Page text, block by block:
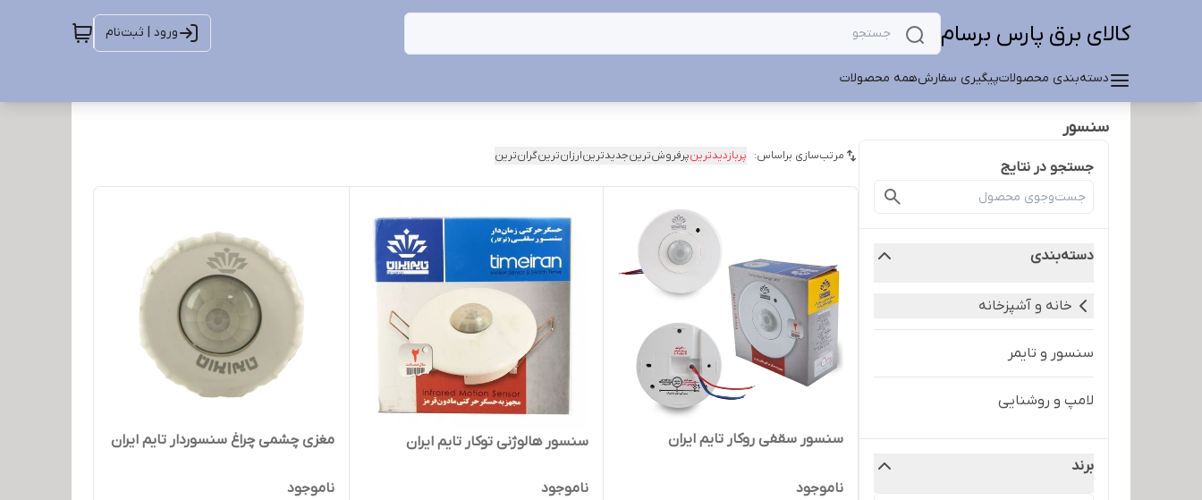
کالای برق پارس برسام ورود | ثبت‌نام
دسته‌بندی محصولاتپیگیری سفارشهمه محصولات
سنسور
جستجو در نتایج
دسته‌بندی
خانه و آشپزخانه
سنسور و تایمر
لامپ و روشنایی
برند
مرتب‌سازی براساس: پربازدیدترینپرفروش‌ترینجدیدترینارزان‌ترینگران‌ترین
سنسور سقفی روکار تایم ایران
ناموجود
سنسور هالوژنی توکار تایم ایران
ناموجود
مغزی چشمی چراغ سنسوردار تایم ایران
ناموجود